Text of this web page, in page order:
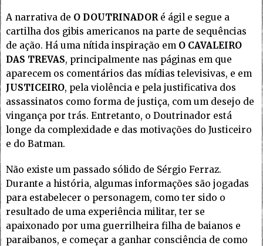
A narrativa de O DOUTRINADORé ágil e segue a
cartilha dos gibis americanos na parte de sequências
de ação. Há uma nítida inspiração em O CAVALEIRO
DAS TREVAS, principalmente nas páginas em que
aparecem os comentários das mídias televisivas, e em
JUSTICEIRO, pela violência e pela justificativa dos
assassinatos como forma de justiça, com um desejo de
vingança por trás. Entretanto, o Doutrinador está
longe da complexidade e das motivações do Justiceiro
e do Batman.
Não existe um passado sólido de Sérgio Ferraz.
Durante a história, algumas informações são jogadas
para estabelecer o personagem, como ter sido o
resultado de uma experiência militar, ter se
apaixonado por uma guerrilheira filha de baianos e
paraibanos, e começar a ganhar consciência de como